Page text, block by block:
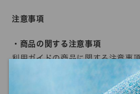
注意事項
・商品の関する注意事項
利用ガイドの商品に関する注意事
・商品のカラーについて